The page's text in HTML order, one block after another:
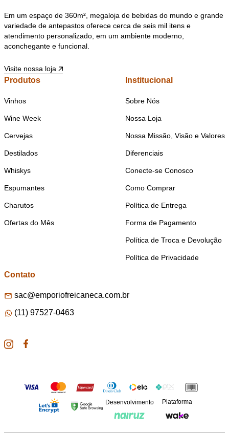
Em um espaço de 360m², megaloja de bebidas do mundo e grande
variedade de antepastos oferece cerca de seis mil itens e
atendimento personalizado, em um ambiente moderno,
aconchegante e funcional.
Visite nossa loja
Produtos
Vinhos
Wine Week
Cervejas
Destilados
Whiskys
Espumantes
Charutos
Ofertas do Mês
Institucional
Sobre Nós
Nossa Loja
Nossa Missão, Visão e Valores
Diferenciais
Conecte-se Conosco
Como Comprar
Política de Entrega
Forma de Pagamento
Política de Troca e Devolução
Política de Privacidade
Contato
sac@emporiofreicaneca.com.br
(11) 97527-0463
Desenvolvimento Plataforma